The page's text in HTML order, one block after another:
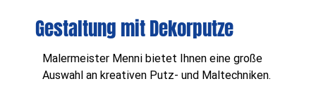
Gestaltung mit Dekorputze
Malermeister Menni bietet Ihnen eine große
Auswahl an kreativen Putz- und Maltechniken.